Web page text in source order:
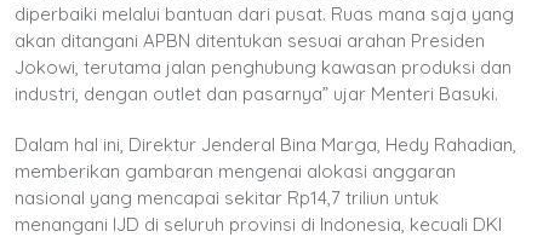
diperbaiki melalui bantuan dari pusat. Ruas mana saja yang
akan ditangani APBN ditentukan sesuai arahan Presiden
Jokowi, terutama jalan penghubung kawasan produksi dan
industri, dengan outlet dan pasarnya” ujar Menteri Basuki.
Dalam hal ini, Direktur Jenderal Bina Marga, Hedy Rahadian,
memberikan gambaran mengenai alokasi anggaran
nasional yang mencapai sekitar Rp14,7 triliun untuk
menangani IJD di seluruh provinsi di Indonesia, kecuali DKI